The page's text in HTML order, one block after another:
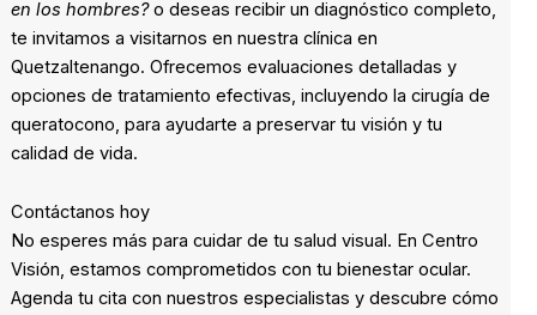
en los hombres?o deseas recibir un diagnóstico completo,
te invitamos a visitarnos en nuestra clínica en
Quetzaltenango. Ofrecemos evaluaciones detalladas y
opciones de tratamiento efectivas, incluyendo la cirugía de
queratocono, para ayudarte a preservar tu visión y tu
calidad de vida.
Contáctanos hoy
No esperes más para cuidar de tu salud visual. En Centro
Visión, estamos comprometidos con tu bienestar ocular.
Agenda tu cita con nuestros especialistas y descubre cómo